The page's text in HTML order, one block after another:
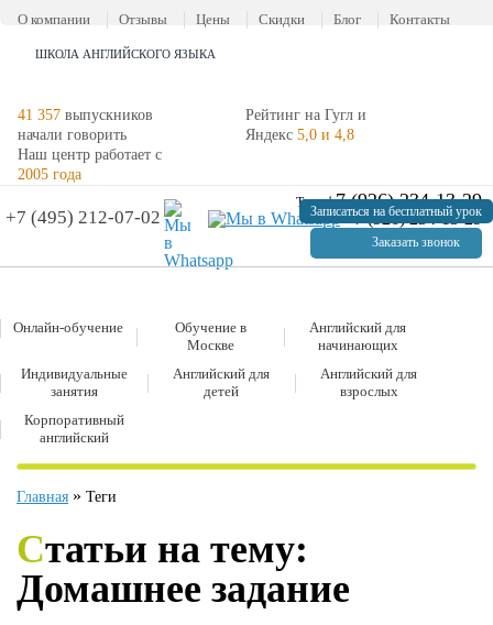
О компании Отзывы Цены Скидки Блог Контакты
ШКОЛА АНГЛИЙСКОГО ЯЗЫКА
41 357 выпускников
начали говорить
Рейтинг на Гугл и
Яндекс 5,0 и 4,8
Наш центр работает с
2005 года
Тел: +7 (926) 234-13-29
+7 (926) 234-13-29
Заказать звонок
+7 (495) 212-07-02 Записаться на бесплатный урок
Онлайн-обучение
Обучение в
Москве
Английский для
начинающих
Индивидуальные
занятия
Английский для
детей
Английский для
взрослых
Корпоративный
английский
Главная » Теги
Статьи на тему:
Домашнее задание